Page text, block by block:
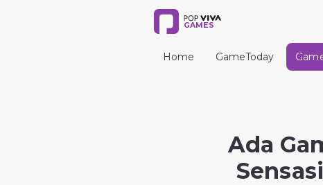
GAMES
Home GameToday
Ada